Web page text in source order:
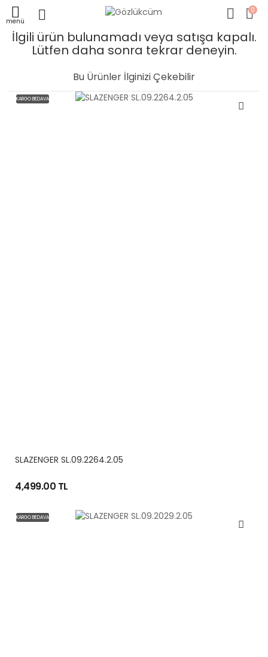
menü
0
İlgili ürün bulunamadı veya satışa kapalı.
Lütfen daha sonra tekrar deneyin.
Bu Ürünler İlginizi Çekebilir
KARGO BEDAVA
SLAZENGER SL.09.2264.2.05
4,499.00 TL
KARGO BEDAVA